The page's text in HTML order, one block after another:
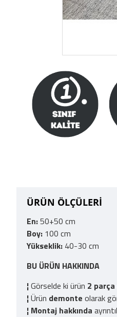
ÜRÜN ÖLÇÜLERİ
En:50+50 cm
Boy: 100 cm
Yükseklik: 40-30 cm
BU ÜRÜN HAKKINDA
¦Görselde ki ürün 2 parça
¦Ürün demonte olarak
¦ Montaj hakkında